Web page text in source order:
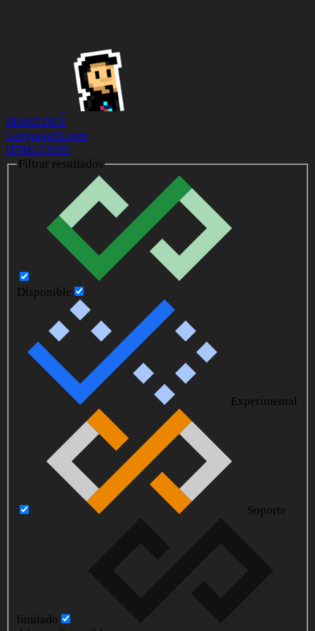
MANZ.DEV
LenguajeJS.com
HTMLCSSJS
Filtrar resultados
Disponible
Experimental
Soporte
limitado